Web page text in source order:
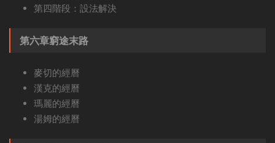
第四階段：設法解決
第六章窮途末路
麥切的經曆
漢克的經曆
瑪麗的經曆
湯姆的經曆